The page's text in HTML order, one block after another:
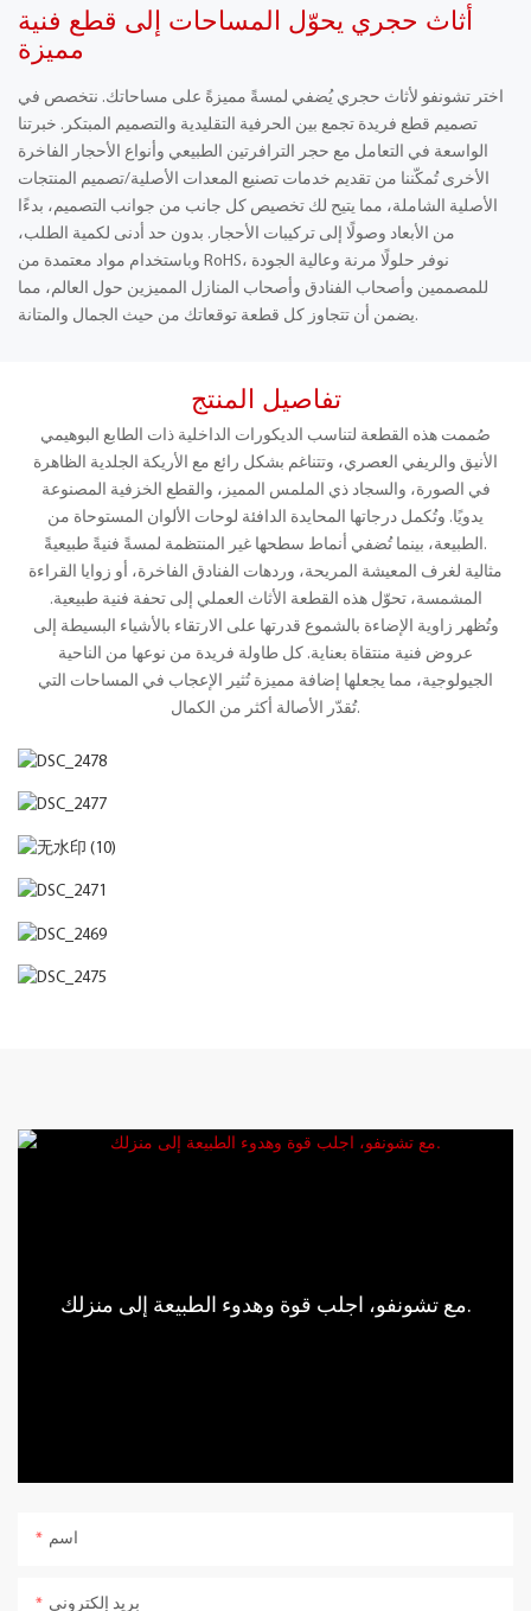
أثاث حجري يحوّل المساحات إلى قطع فنية
مميزة
اختر تشونفو لأثاث حجري يُضفي لمسةً مميزةً على مساحاتك. نتخصص في
تصميم قطع فريدة تجمع بين الحرفية التقليدية والتصميم المبتكر. خبرتنا
الواسعة في التعامل مع حجر الترافرتين الطبيعي وأنواع الأحجار الفاخرة
الأخرى تُمكّننا من تقديم خدمات تصنيع المعدات الأصلية/تصميم المنتجات
الأصلية الشاملة، مما يتيح لك تخصيص كل جانب من جوانب التصميم، بدءًا
من الأبعاد وصولًا إلى تركيبات الأحجار. بدون حد أدنى لكمية الطلب،
وباستخدام مواد معتمدة من RoHS، نوفر حلولًا مرنة وعالية الجودة
للمصممين وأصحاب الفنادق وأصحاب المنازل المميزين حول العالم، مما
يضمن أن تتجاوز كل قطعة توقعاتك من حيث الجمال والمتانة.
تفاصيل المنتج
صُممت هذه القطعة لتناسب الديكورات الداخلية ذات الطابع البوهيمي
الأنيق والريفي العصري، وتتناغم بشكل رائع مع الأريكة الجلدية الظاهرة
في الصورة، والسجاد ذي الملمس المميز، والقطع الخزفية المصنوعة
يدويًا. وتُكمل درجاتها المحايدة الدافئة لوحات الألوان المستوحاة من
الطبيعة، بينما تُضفي أنماط سطحها غير المنتظمة لمسةً فنيةً طبيعيةً.
مثالية لغرف المعيشة المريحة، وردهات الفنادق الفاخرة، أو زوايا القراءة
المشمسة، تحوّل هذه القطعة الأثاث العملي إلى تحفة فنية طبيعية.
وتُظهر زاوية الإضاءة بالشموع قدرتها على الارتقاء بالأشياء البسيطة إلى
عروض فنية منتقاة بعناية. كل طاولة فريدة من نوعها من الناحية
الجيولوجية، مما يجعلها إضافة مميزة تُثير الإعجاب في المساحات التي
تُقدّر الأصالة أكثر من الكمال.
مع تشونفو، اجلب قوة وهدوء الطبيعة إلى منزلك.
اسم
بريد إلكتروني